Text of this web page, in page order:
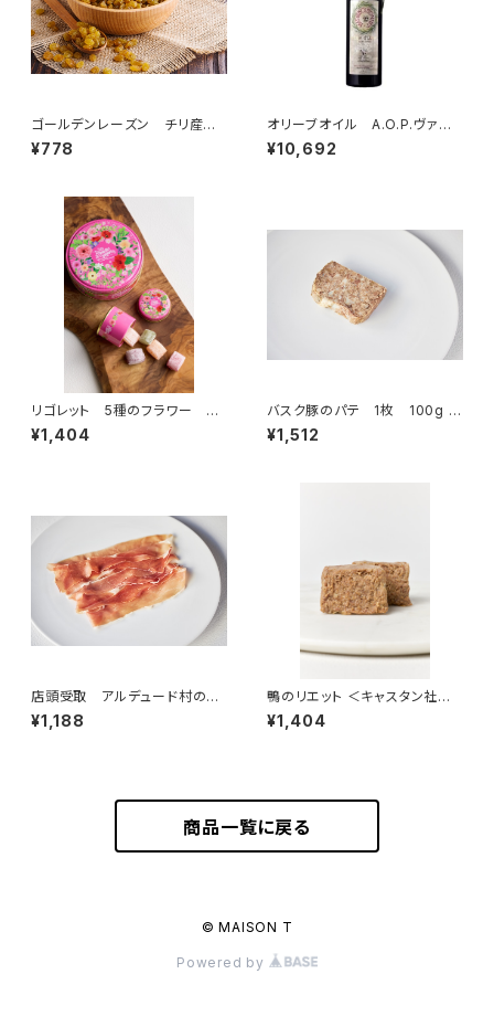
ゴールデンレーズン チリ産 1
00g
¥778
オリーブオイル A.O.P.ヴァレ・
ド・ボー・ド・プロヴァンス 750
ml
¥10,692
リゴレット 5種のフラワー 5
個入（フランス・ナント）
¥1,404
バスク豚のパテ 1枚 100g ＜
ピエール・オテイザ＞(フランス・
バスク)
¥1,512
店頭受取 アルデュード村の生
ハム 50g ＜ピエール・オテイ
ザ＞(フランス・バスク)
¥1,188
鴨のリエット ＜キャスタン社＞
(フランス)
¥1,404
商品一覧に戻る
© MAISON T
Powered by